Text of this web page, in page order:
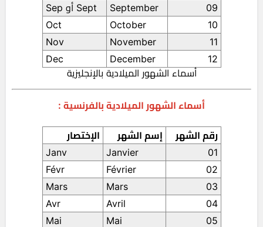
09
September
Sept أو Sep
10
October
Oct
11
November
Nov
12
December
Dec
أسماء الشهور الميلادية بالإنجليزية
أسماء الشهور الميلادية بالفرنسية :
رقم الشهر إسم الشهر
الإختصار
01
Janvier
Janv
02
Février
Févr
03
Mars
Mars
04
Avril
Avr
05
Mai
Mai